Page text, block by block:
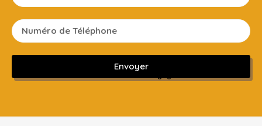
Envoyer
Sans engagement ni frais cachés